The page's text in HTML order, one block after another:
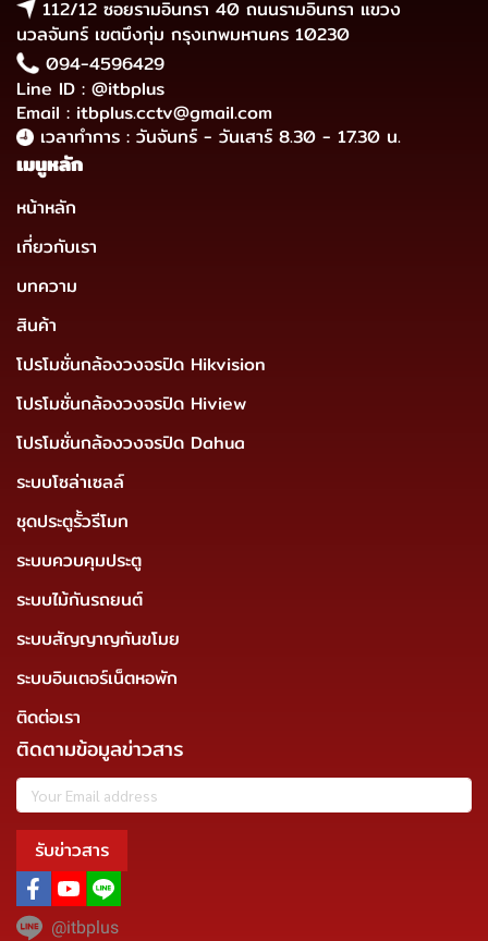
112/12 ซอยรามอินทรา 40 ถนนรามอินทรา แขวง
นวลจันทร์ เขตบึงกุ่ม กรุงเทพมหานคร 10230
094-4596429
Line ID : @itbplus
Email : itbplus.cctv@gmail.com
เวลาทำการ : วันจันทร์ - วันเสาร์ 8.30 - 17.30 น.
เมนูหลัก
หน้าหลัก
เกี่ยวกับเรา
บทความ
สินค้า
โปรโมชั่นกล้องวงจรปิด Hikvision
โปรโมชั่นกล้องวงจรปิด Hiview
โปรโมชั่นกล้องวงจรปิด Dahua
ระบบโซล่าเซลล์
ชุดประตูรั้วรีโมท
ระบบควบคุมประตู
ระบบไม้กันรถยนต์
ระบบสัญญาญกันขโมย
ระบบอินเตอร์เน็ตหอพัก
ติดต่อเรา
ติดตามข้อมูลข่าวสาร
รับข่าวสาร
@itbplus